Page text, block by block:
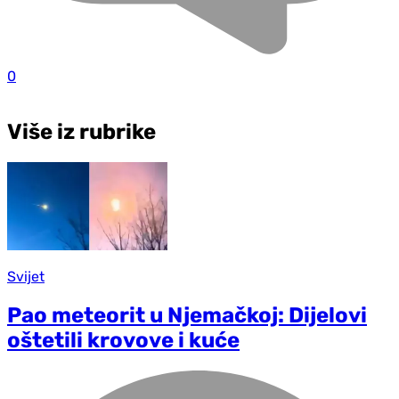
0
Više iz rubrike
Svijet
Pao meteorit u Njemačkoj: Dijelovi
oštetili krovove i kuće